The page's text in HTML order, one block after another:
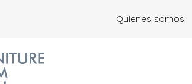
Quienes somos